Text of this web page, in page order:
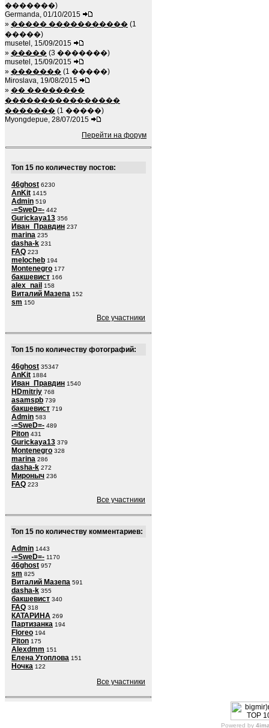
�������)
Germanda, 01/10/2015
» ����� ����������� (1
�����)
musetel, 15/09/2015
» ����� (3 �������)
musetel, 15/09/2015
» ������� (1 �����)
Miroslava, 19/08/2015
» �� ��������
����������������
������� (1 �����)
Myongdepue, 28/07/2015
Перейти на форум
Топ 15 по количеству постов:
46ghost 6230
AnKit 1415
Admin 519
-=SweD=- 442
Gurickaya13 356
Иван_Правдин 237
marina 235
dasha-k 231
FAQ 223
melocheb 194
Montenegro 177
бакшевист 166
alex_nail 158
Виталий Мазепа 152
sm 150
Все участники
Топ 15 по количеству фотографий:
46ghost 35347
AnKit 1884
Иван_Правдин 1540
HDmitriy 768
asamspb 739
бакшевист 719
Admin 583
-=SweD=- 489
Piton 431
Gurickaya13 379
Montenegro 328
marina 286
dasha-k 272
Мироныч 236
FAQ 223
Все участники
Топ 15 по количеству комментариев:
Admin 1443
-=SweD=- 1170
46ghost 957
sm 825
Виталий Мазепа 591
dasha-k 355
бакшевист 340
FAQ 318
КАТАРИНА 269
Партизанка 194
Floreo 194
Piton 175
Alexdmm 151
Елена Утоплова 151
Ночка 122
Все участники
Powered by